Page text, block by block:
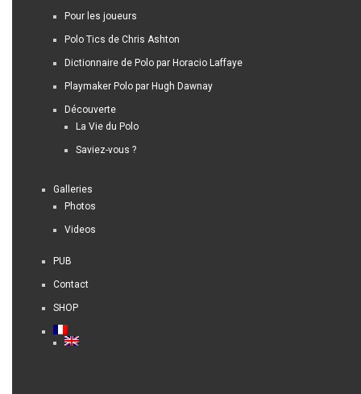
Pour les joueurs
Polo Tics de Chris Ashton
Dictionnaire de Polo par Horacio Laffaye
Playmaker Polo par Hugh Dawnay
Découverte
La Vie du Polo
Saviez-vous ?
Galleries
Photos
Videos
PUB
Contact
SHOP